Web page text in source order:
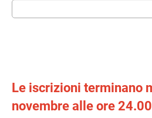
Le iscrizioni terminano
novembre alle ore 24.00